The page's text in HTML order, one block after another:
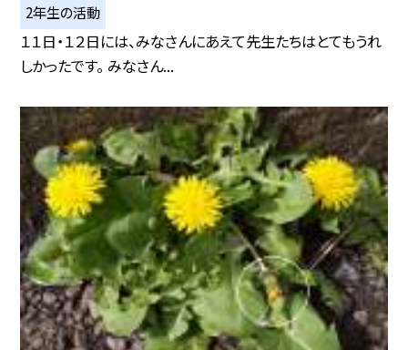
2年生の活動
１１日・１２日には、みなさんにあえて先生たちはとてもうれ
しかったです。 みなさん...